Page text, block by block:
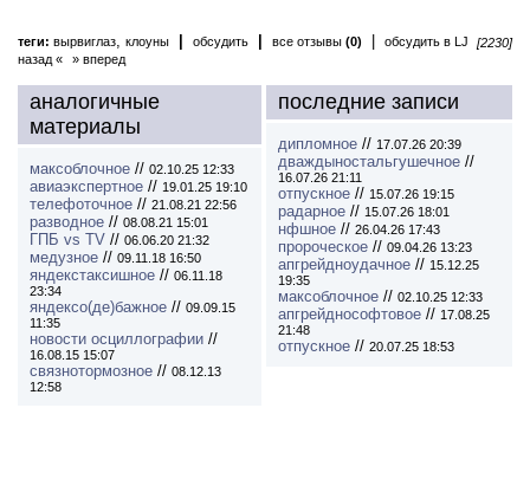
теги: вырвиглаз, клоуны обсудить все отзывы (0) обсудить в LJ
[2230]
назад «
» вперед
аналогичные
материалы
максоблочное // 02.10.25 12:33
авиаэкспертное // 19.01.25 19:10
телефоточное // 21.08.21 22:56
разводное // 08.08.21 15:01
ГПБ vs TV // 06.06.20 21:32
медузное // 09.11.18 16:50
яндекстаксишное // 06.11.18
23:34
яндексо(де)бажное // 09.09.15
11:35
новости осциллографии //
16.08.15 15:07
связнотормозное // 08.12.13
12:58
последние записи
дипломное // 17.07.26 20:39
дваждыностальгушечное //
16.07.26 21:11
отпускное // 15.07.26 19:15
радарное // 15.07.26 18:01
нфшное // 26.04.26 17:43
пророческое // 09.04.26 13:23
апгрейдноудачное // 15.12.25
19:35
максоблочное // 02.10.25 12:33
апгрейднософтовое // 17.08.25
21:48
отпускное // 20.07.25 18:53